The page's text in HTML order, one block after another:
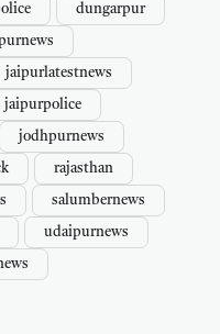
dungarpur
jaipurlatestnews
jaipurpolice
jodhpurnews
rajasthan
salumbernews
udaipurnews